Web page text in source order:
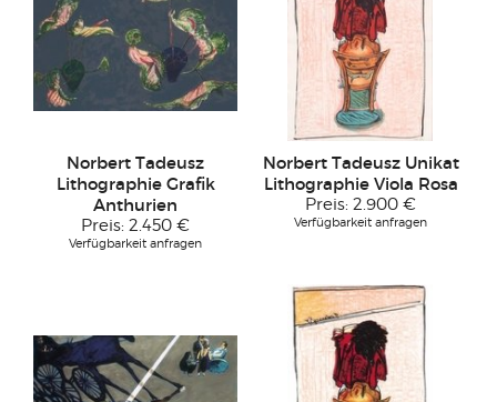
Norbert Tadeusz
Lithographie Grafik
Anthurien
Preis: 2.450 €
Verfügbarkeit anfragen
Norbert Tadeusz Unikat
Lithographie Viola Rosa
Preis: 2.900 €
Verfügbarkeit anfragen